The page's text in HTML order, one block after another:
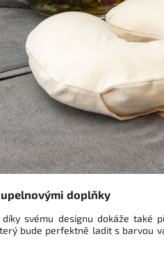
doplňky
svému designu dokáže také
bude perfektně ladit s barvou